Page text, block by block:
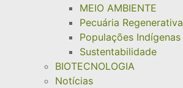
MEIO AMBIENTE
Pecuária Regenerativa
Populações Indígenas
Sustentabilidade
BIOTECNOLOGIA
Notícias